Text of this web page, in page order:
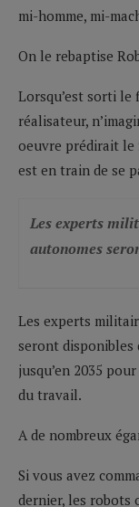
mi-homme, mi-
On le rebaptise
Lorsqu’est sorti le
réalisateur,
oeuvre prédirait le
est en train de se
Les experts
autonomes
Les experts
seront disponibles
jusqu’en 2035
du travail.
A de nombreux
Si vous avez
dernier, les robots